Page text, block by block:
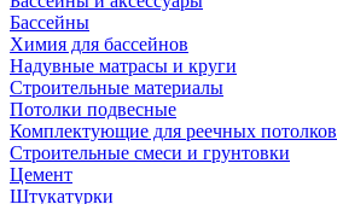
Бассейны
Химия для бассейнов
Надувные матрасы и круги
Строительные материалы
Потолки подвесные
Комплектующие для реечных потолков
Строительные смеси и грунтовки
Цемент
Штукатурки